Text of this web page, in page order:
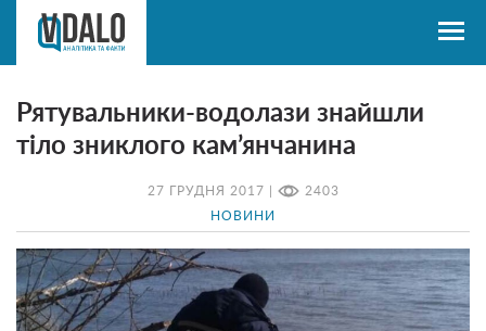
27 ГРУДНЯ 2017 | 2403
НОВИНИ
Рятувальники-водолази знайшли
тіло зниклого кам’янчанина